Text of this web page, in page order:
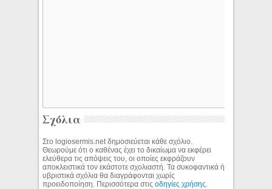
Σχόλια
Στο logiosermis.net δημοσιεύεται κάθε σχόλιο.
Θεωρούμε ότι ο καθένας έχει το δικαίωμα να εκφέρει
ελεύθερα τις απόψεις του, οι οποίες εκφράζουν
αποκλειστικά τον εκάστοτε σχολιαστή. Τα συκοφαντικά ή
υβριστικά σχόλια θα διαγράφονται χωρίς
προειδοποίηση. Περισσότερα στιςοδηγίες χρήσης